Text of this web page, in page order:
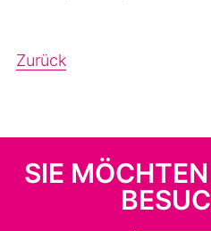
Zurück
SIE